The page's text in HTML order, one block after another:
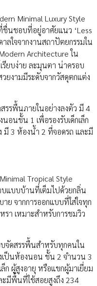
Minimal Luxury Style
ชื่นชอบที่อยู่อาศัยแนว ‘Less
ลใจจากงานสถาปัตยกรรมใน
Architecture ใน
ยบง่าย ละมุนตา น่าครอบ
วยงามมีระดับจากวัสดุตกแต่ง
รรพื้นภายในอย่างลงตัว มี 4
นชั้น 1 เพื่อรองรับเด็กเล็ก
มี 3 ห้องน้ำ 2 ที่จอดรถ และมี
Tropical Style
แบบบ้านที่เต็มไปด้วยกลิ่น
ย จากการออกแบบที่ใส่ใจทุก
รา เหมาะสำหรับการชมวิว
จัดสรรพื้นสำหรับทุกคนใน
เป็นห้องนอน ชั้น 2 จำนวน 3
ก ผู้สูงอายุ หรือแขกผู้มาเยี่ยม
มีพื้นที่ใช้สอยสูงถึง 234